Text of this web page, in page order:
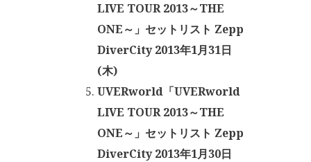
LIVE TOUR 2013～THE
ONE～」セットリスト Zepp
DiverCity 2013年1月31日
(木)
UVERworld「UVERworld
LIVE TOUR 2013～THE
ONE～」セットリスト Zepp
DiverCity 2013年1月30日